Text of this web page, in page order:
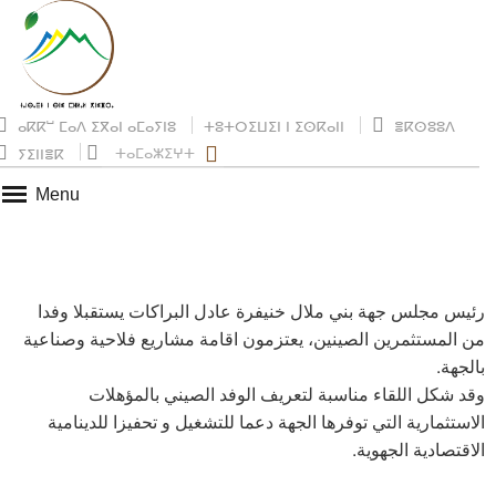
ⴰⴽⴽⵯ ⵎⴰⴷ ⵉⴳⴰⵏ ⴰⵎⴰⵢⵏⵓ ⵜⵓⵜⵔⵉⵡⵉⵏ ⵏ ⵉⵙⴽⴰⵏⵏ
ⴻⴽⵙⵓⵓⴷ
ⵢⵉⵏⵏⴻⴽ
ⵜⴰⵎⴰⵣⵉⵖⵜ
Menu
رئيس مجلس جهة بني ملال خنيفرة عادل البراكات يستقبلا وفدا
من المستثمرين الصينين، يعتزمون اقامة مشاريع فلاحية وصناعية
بالجهة.
وقد شكل اللقاء مناسبة لتعريف الوفد الصيني بالمؤهلات
الاستثمارية التي توفرها الجهة دعما للتشغيل و تحفيزا للدينامية
الاقتصادية الجهوية.